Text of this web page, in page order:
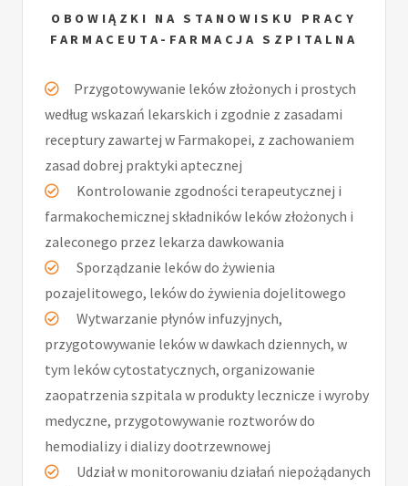
OBOWIĄZKI NA STANOWISKU PRACY
FARMACEUTA-FARMACJA SZPITALNA
Przygotowywanie leków złożonych i prostych
według wskazań lekarskich i zgodnie z zasadami
receptury zawartej w Farmakopei, z zachowaniem
zasad dobrej praktyki aptecznej
Kontrolowanie zgodności terapeutycznej i
farmakochemicznej składników leków złożonych i
zaleconego przez lekarza dawkowania
Sporządzanie leków do żywienia
pozajelitowego, leków do żywienia dojelitowego
Wytwarzanie płynów infuzyjnych,
przygotowywanie leków w dawkach dziennych, w
tym leków cytostatycznych, organizowanie
zaopatrzenia szpitala w produkty lecznicze i wyroby
medyczne, przygotowywanie roztworów do
hemodializy i dializy dootrzewnowej
Udział w monitorowaniu działań niepożądanych